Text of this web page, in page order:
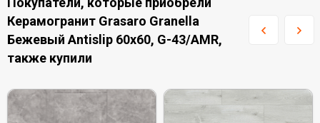
Керамогранит Grasaro Granella
Бежевый Antislip 60x60, G-43/AMR,
также купили